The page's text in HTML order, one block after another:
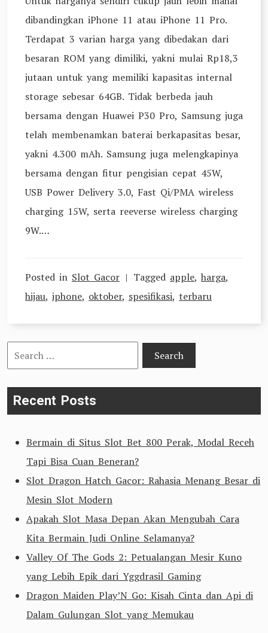
dibandingkan iPhone 11 atau iPhone 11 Pro.
Terdapat 3 varian harga yang dibedakan dari
besaran ROM yang dimiliki, yakni mulai Rp18,3
jutaan untuk yang memiliki kapasitas internal
storage sebesar 64GB. Tidak berbeda jauh
bersama dengan Huawei P30 Pro, Samsung juga
telah membenamkan baterai berkapasitas besar,
yakni 4.300 mAh. Samsung juga melengkapinya
bersama dengan fitur pengisian cepat 45W,
USB Power Delivery 3.0, Fast Qi/PMA wireless
charging 15W, serta reeverse wireless charging
9W.…
Posted in Slot Gacor Tagged apple, harga,
hijau, iphone, oktober, spesifikasi, terbaru
Search
for:
Recent Posts
Bermain di Situs Slot Bet 800 Perak, Modal Receh
Tapi Bisa Cuan Beneran?
Slot Dragon Hatch Gacor: Rahasia Menang Besar di
Mesin Slot Modern
Apakah Slot Masa Depan Akan Mengubah Cara
Kita Bermain Judi Online Selamanya?
Valley Of The Gods 2: Petualangan Mesir Kuno
yang Lebih Epik dari Yggdrasil Gaming
Dragon Maiden Play’N Go: Kisah Cinta dan Api di
Dalam Gulungan Slot yang Memukau